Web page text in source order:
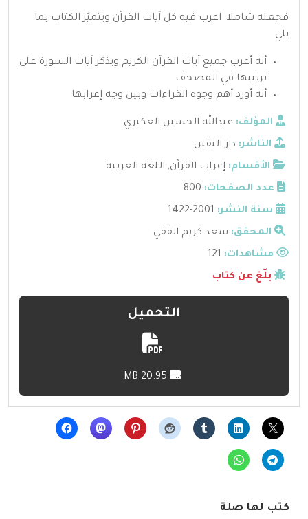
فجعله شاملا اعرب فيه كل آيات القرآن ويتميَز الكتاب بما
يلي
أنه أعرب جميع آيات القرآن الكريم ويذكر آيات السورة على
ترتيبها في المصحف
أنه أورد أهم وجوه القراءات وبين وجه إعرابها
المؤلف: عبدالله الحسين العكبري
الناشر: دار اليقين
الأقسام: إعراب القرآن, اللغة العربية
عدد الصفحات: 800
سنة النشر: 2001-1422
المحقق: سعد كريم الفقي
مشاهدات:
بلّغ عن كتاب
التحميل
كتب لها صلة